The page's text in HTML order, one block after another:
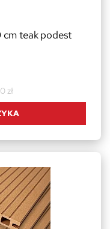
cm teak podest
zł